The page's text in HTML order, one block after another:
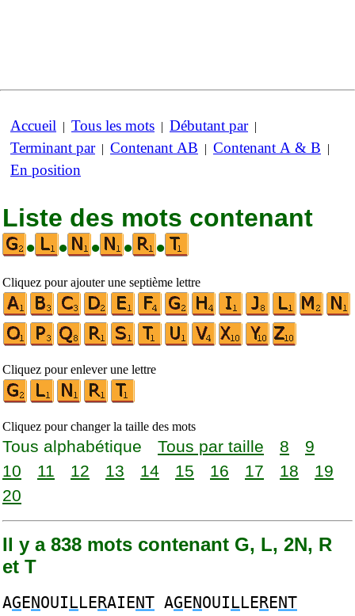
Accueil | Tous les mots | Débutant par|
Terminant par| Contenant AB | Contenant A & B |
En position
Liste des mots contenant
•
• • • •
Cliquez pour ajouter une septième lettre
Cliquez pour enlever une lettre
Cliquez pour changer la taille des mots
Tous alphabétique Tous par taille 8
9
10
11 12 13 14 15 16 17 18
19
20
Il y a 838 mots contenant G, L, 2N, R
et T
AGENOUILLERAIENT AGENOUILLERENT